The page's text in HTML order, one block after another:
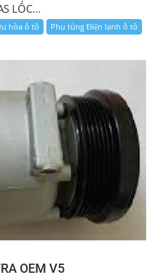
LỐC...
hòa ô tô Phụ tùng Điện lạnh ô tô
OEM V5